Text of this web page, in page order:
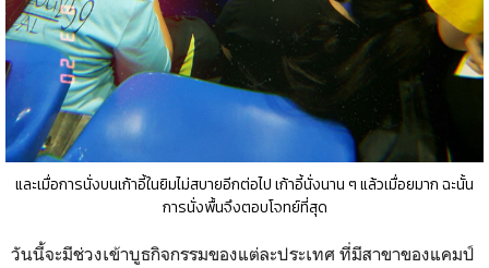
และเมื่อการนั่งบนเก้าอี้ในยิมไม่สบายอีกต่อไป เก้าอี้นั่งนาน ๆ แล้วเมื่อยมาก ฉะนั้น
การนั่งพื้นจึงตอบโจทย์ที่สุด
วันนี้จะมีช่วงเข้าบูธกิจกรรมของแต่ละประเทศ ที่มีสาขาของแคมป์